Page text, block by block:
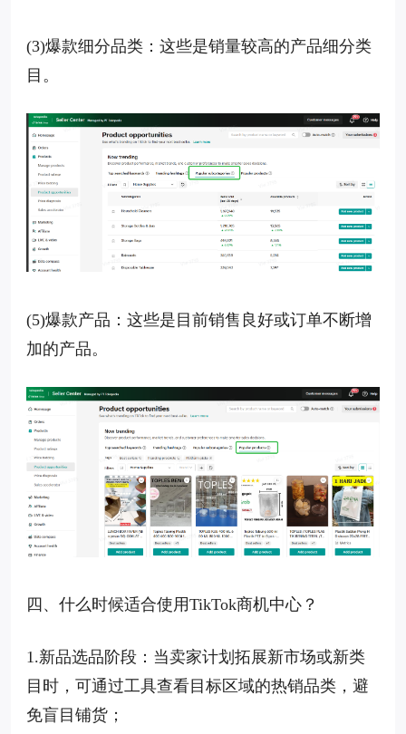
(3)爆款细分品类：这些是销量较高的产品细分类
目。
(5)爆款产品：这些是目前销售良好或订单不断增
加的产品。
四、什么时候适合使用TikTok商机中心？
1.新品选品阶段：当卖家计划拓展新市场或新类
目时，可通过工具查看目标区域的热销品类，避
免盲目铺货；